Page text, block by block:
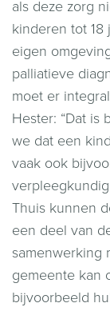
als deze zorg
kinderen tot
eigen
palliatieve
moet er
Hester: “Dat is
we dat een
vaak ook
Thuis kunnen
een deel van
samenwerking
gemeente kan
bijvoorbeeld